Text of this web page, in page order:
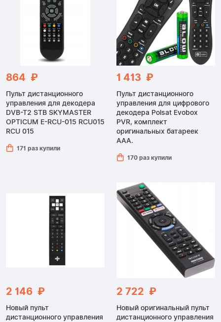
864 ₽
Пульт дистанционного
управления для декодера
DVB-T2 STB SKYMASTER
OPTICUM E-RCU-015 RCU015
RCU 015
171 раз купили
1 413 ₽
Пульт дистанционного
управления для цифрового
декодера Polsat Evobox
PVR, комплект
оригинальных батареек
AAA.
170 раз купили
2 146 ₽
Новый пульт
дистанционного управления
2 722 ₽
Новый оригинальный пульт
дистанционного управления